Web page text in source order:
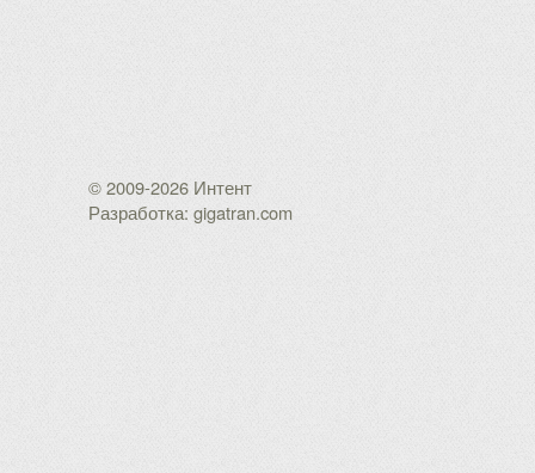
© 2009-2026 Интент
Разработка: gigatran.com